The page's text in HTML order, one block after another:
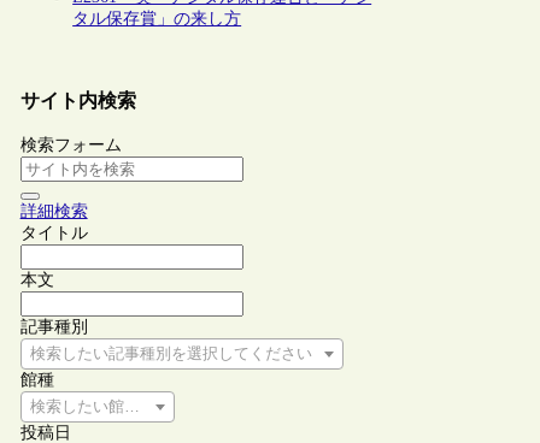
タル保存賞」の来し方
サイト内検索
検索フォーム
詳細検索
タイトル
本文
記事種別
検索したい記事種別を選択してください
館種
検索したい館種を選択してください
投稿日